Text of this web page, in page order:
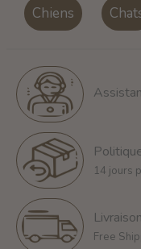
Chiens
14 jours
Free